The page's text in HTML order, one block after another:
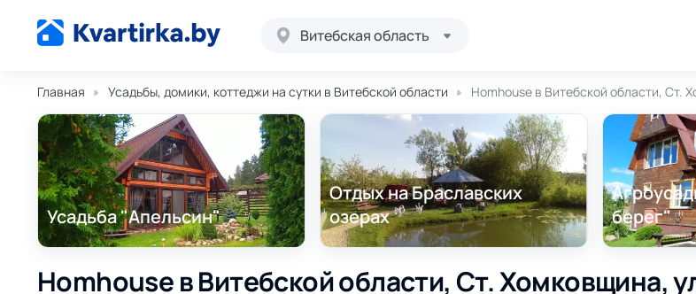
Витебская область
Главная Усадьбы, домики, коттеджи на сутки в Витебской области Homhouse в Витебской области, Ст.
Усадьба "Апельсин"
Отдых на Браславских
озерах
берег"
Homhouse в Витебской области, Ст. Хомковщина,